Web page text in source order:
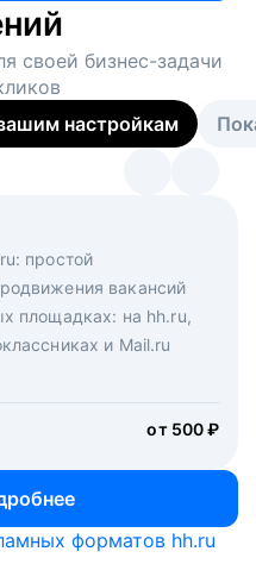
своей бизнес-задачи
настройкам
простой
вакансий
площадках: на hh.ru,
и Mail.ru
от 500 ₽
на главной странице
откликов
сколько
и за дело возьмутся
менеджеры
инструментов
форматов hh.ru